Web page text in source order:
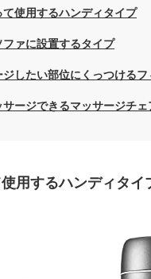
て使用するハンディタイプ
ファに設置するタイプ
ジしたい部位にくっつける
サージできるマッサージチェ
用するハンディタイ